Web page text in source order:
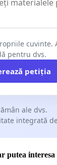
cuvinte.
pentru dvs.
petiția
ale dvs.
integrată
putea interesa